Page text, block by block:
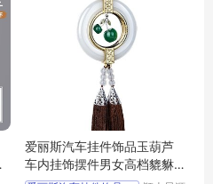
爱丽斯汽车挂件饰品玉葫芦
车内挂饰摆件男女高档貔貅